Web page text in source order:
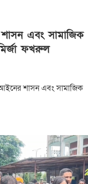
এবং সামাজিক
ফখরুল
আইনের শাসন এবং সামাজিক